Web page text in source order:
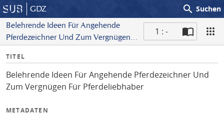
GDZ search Suchen
Belehrende Ideen Für Angehende
Pferdezeichner Und Zum Vergnügen
1 : -
I
f
o
TITEL
Belehrende Ideen Für Angehende Pferdezeichner Und
Zum Vergnügen Für Pferdeliebhaber
METADATEN